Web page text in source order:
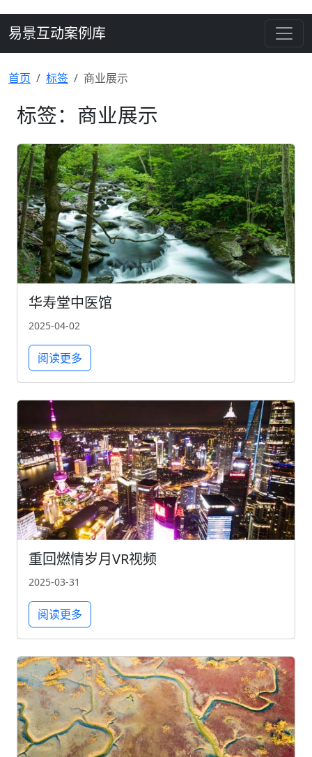
易景互动案例库
首页 标签 商业展示
标签：商业展示
华寿堂中医馆
2025-04-02
阅读更多
重回燃情岁月VR视频
2025-03-31
阅读更多